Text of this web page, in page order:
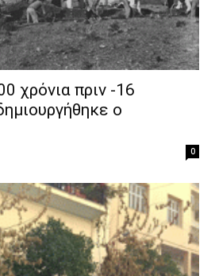
χρόνια πριν -16
ο
0